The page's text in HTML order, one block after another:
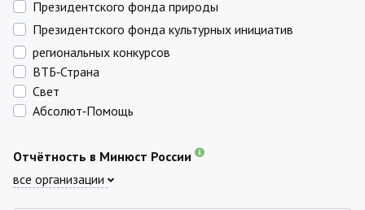
Президентского фонда природы
Президентского фонда культурных инициатив
региональных конкурсов
ВТБ‑Страна
Свет
Абсолют‑Помощь
Отчётность в Минюст России
все организации